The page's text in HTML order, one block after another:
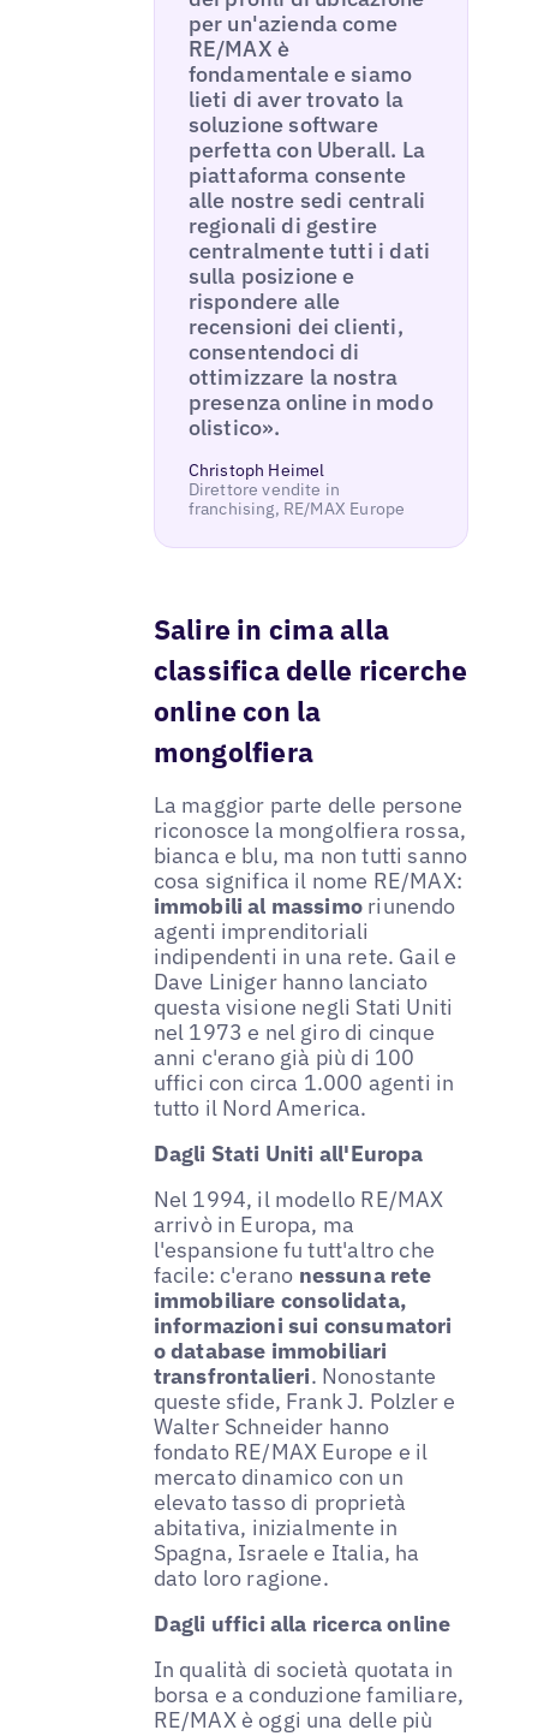
per un'azienda come
RE/MAX è
fondamentale e siamo
lieti di aver trovato la
soluzione software
perfetta con Uberall. La
piattaforma consente
alle nostre sedi centrali
regionali di gestire
centralmente tutti i dati
sulla posizione e
rispondere alle
recensioni dei clienti,
consentendoci di
ottimizzare la nostra
presenza online in modo
olistico».
Christoph Heimel
Direttore vendite in
franchising, RE/MAX Europe
Salire in cima alla
classifica delle ricerche
online con la
mongolfiera
La maggior parte delle persone
riconosce la mongolfiera rossa,
bianca e blu, ma non tutti sanno
cosa significa il nome RE/MAX:
immobili al massimo riunendo
agenti imprenditoriali
indipendenti in una rete. Gail e
Dave Liniger hanno lanciato
questa visione negli Stati Uniti
nel 1973 e nel giro di cinque
anni c'erano già più di 100
uffici con circa 1.000 agenti in
tutto il Nord America.
Dagli Stati Uniti all'Europa
Nel 1994, il modello RE/MAX
arrivò in Europa, ma
l'espansione fu tutt'altro che
facile: c'erano nessuna rete
immobiliare consolidata,
informazioni sui consumatori
o database immobiliari
transfrontalieri. Nonostante
queste sfide, Frank J. Polzler e
Walter Schneider hanno
fondato RE/MAX Europe e il
mercato dinamico con un
elevato tasso di proprietà
abitativa, inizialmente in
Spagna, Israele e Italia, ha
dato loro ragione.
Dagli uffici alla ricerca online
In qualità di società quotata in
borsa e a conduzione familiare,
RE/MAX è oggi una delle più